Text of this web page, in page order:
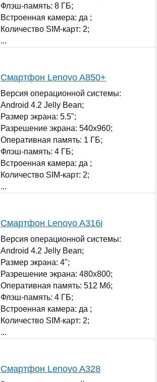
Флэш-память: 8 ГБ;
Встроенная камера: да ;
Количество SIM-карт: 2;
...
Смартфон Lenovo A850+
Версия операционной системы:
Android 4.2 Jelly Bean;
Размер экрана: 5.5";
Разрешение экрана: 540x960;
Оперативная память: 1 ГБ;
Флэш-память: 4 ГБ;
Встроенная камера: да ;
Количество SIM-карт: 2;
...
Смартфон Lenovo A316i
Версия операционной системы:
Android 4.2 Jelly Bean;
Размер экрана: 4";
Разрешение экрана: 480x800;
Оперативная память: 512 Мб;
Флэш-память: 4 ГБ;
Встроенная камера: да ;
Количество SIM-карт: 2;
...
Смартфон Lenovo A328